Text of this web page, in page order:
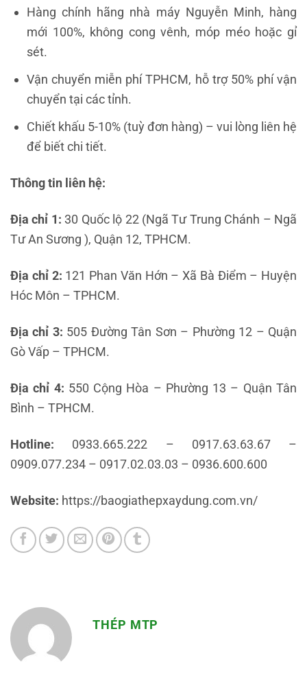
Hàng chính hãng nhà máy Nguyễn Minh, hàng
mới 100%, không cong vênh, móp méo hoặc gỉ
sét.
Vận chuyển miễn phí TPHCM, hỗ trợ 50% phí vận
chuyển tại các tỉnh.
Chiết khấu 5-10% (tuỳ đơn hàng) – vui lòng liên hệ
để biết chi tiết.
Thông tin liên hệ:
Địa chỉ 1: 30 Quốc lộ 22 (Ngã Tư Trung Chánh – Ngã
Tư An Sương ), Quận 12, TPHCM.
Địa chỉ 2: 121 Phan Văn Hớn – Xã Bà Điểm – Huyện
Hóc Môn – TPHCM.
Địa chỉ 3: 505 Đường Tân Sơn – Phường 12 – Quận
Gò Vấp – TPHCM.
Địa chỉ 4: 550 Cộng Hòa – Phường 13 – Quận Tân
Bình – TPHCM.
Hotline: 0933.665.222 – 0917.63.63.67 –
0909.077.234 – 0917.02.03.03 – 0936.600.600
Website: https://baogiathepxaydung.com.vn/
THÉP MTP